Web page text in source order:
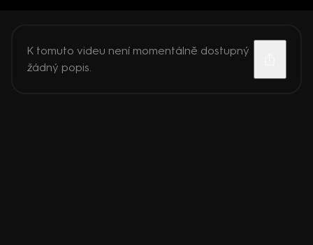
K tomuto videu není momentálně dostupný
žádný popis.